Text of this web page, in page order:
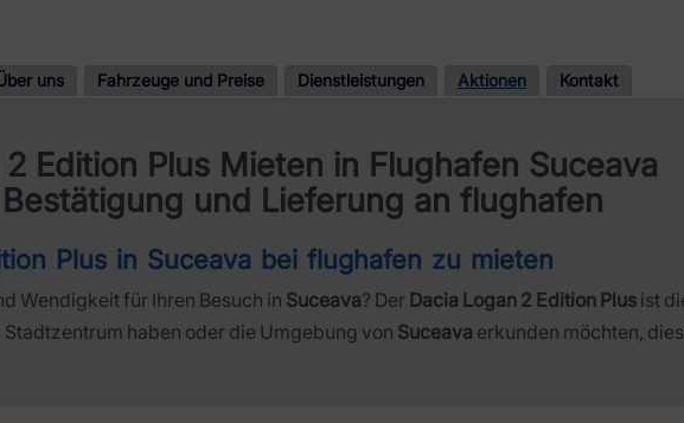
uns Fahrzeuge und Preise Dienstleistungen Aktionen Kontakt
Edition Plus Mieten in Flughafen Suceava
und Lieferung an flughafen
Plus in Suceava bei flughafen zu mieten
Wendigkeit für Ihren Besuch in Suceava? Der Dacia Logan 2 Edition Plus ist
Stadtzentrum haben oder die Umgebung von Suceava erkunden möchten,